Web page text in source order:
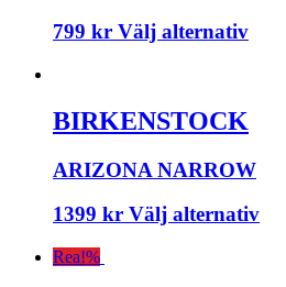
799 kr Välj alternativ
BIRKENSTOCK
ARIZONA NARROW
1399 kr Välj alternativ
Rea!%